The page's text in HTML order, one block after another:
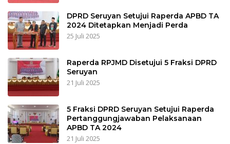
DPRD Seruyan Setujui Raperda APBD TA
2024 Ditetapkan Menjadi Perda
25 Juli 2025
Raperda RPJMD Disetujui 5 Fraksi DPRD
Seruyan
21 Juli 2025
5 Fraksi DPRD Seruyan Setujui Raperda
Pertanggungjawaban Pelaksanaan
APBD TA 2024
21 Juli 2025